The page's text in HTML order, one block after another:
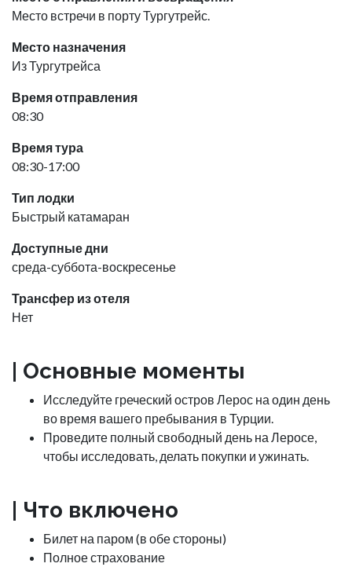
Место встречи в порту Тургутрейс.
Место назначения
Из Тургутрейса
Время отправления
08:30
Время тура
08:30-17:00
Тип лодки
Быстрый катамаран
Доступные дни
среда-суббота-воскресенье
Трансфер из отеля
Нет
| Основные моменты
Исследуйте греческий остров Лерос на один день
во время вашего пребывания в Турции.
Проведите полный свободный день на Леросе,
чтобы исследовать, делать покупки и ужинать.
| Что включено
Билет на паром (в обе стороны)
Полное страхование